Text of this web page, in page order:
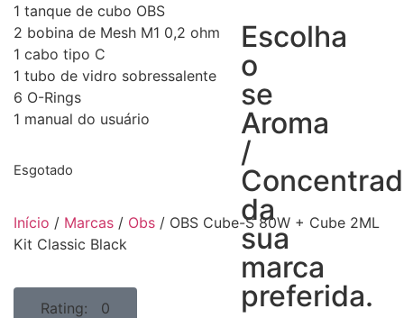
Escolha
o
se
Aroma
/
da
sua
marca
preferida.
1 tanque de cubo OBS
2 bobina de Mesh M1 0,2 ohm
1 cabo tipo C
1 tubo de vidro sobressalente
6 O-Rings
1 manual do usuário
Esgotado
Início / Marcas / Obs / OBS Cube-S 80W + Cube 2ML
Kit Classic Black
Rating: 0